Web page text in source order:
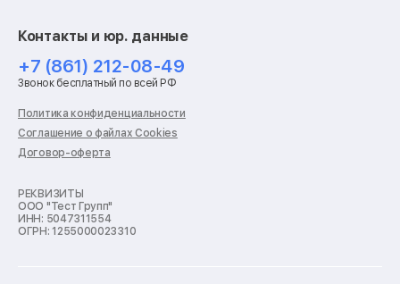
Ремонт роботов-пылесосов
Ремонт холодильников
Ремонт стиральных машин
Ремонт пылесосов
Ремонт варочных панелей
Ремонт духовых шкафов
Ремонт кондиционеров
Ремонт кухонных комбайнов
Ремонт морозильных камер
Ремонт отпаривателей
Ремонт плоттеров
Контакты и юр. данные
+7 (861) 212-08-49
Звонок бесплатный по всей РФ
Политика конфиденциальности
Соглашение о файлах Cookies
Договор-оферта
РЕКВИЗИТЫ
ООО "Тест Групп"
ИНН: 5047311554
ОГРН: 1255000023310